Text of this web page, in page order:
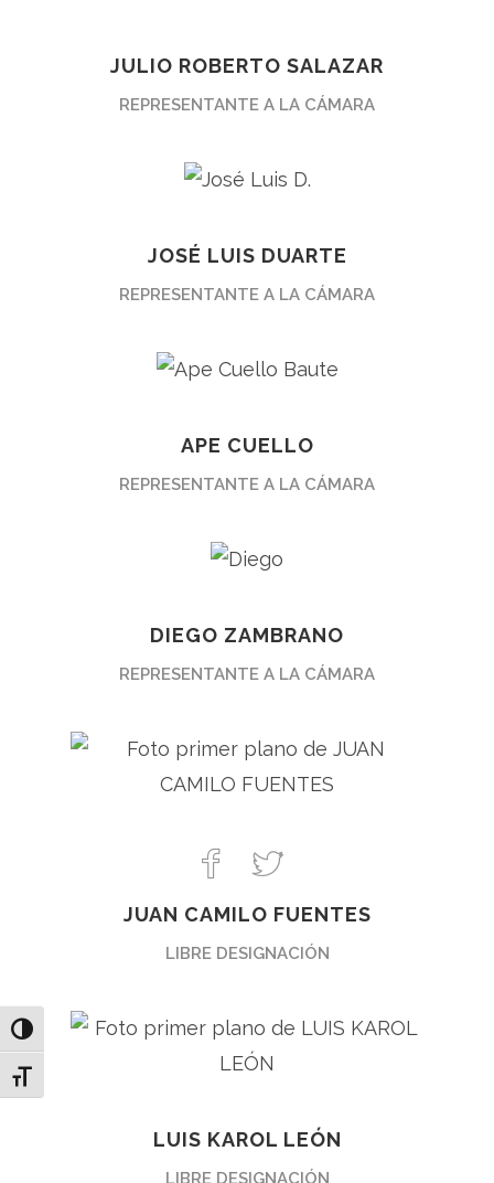
Toggle High Contrast
Toggle Font size
JULIO ROBERTO SALAZAR
REPRESENTANTE A LA CÁMARA
JOSÉ LUIS DUARTE
REPRESENTANTE A LA CÁMARA
APE CUELLO
REPRESENTANTE A LA CÁMARA
DIEGO ZAMBRANO
REPRESENTANTE A LA CÁMARA
JUAN CAMILO FUENTES
LIBRE DESIGNACIÓN
LUIS KAROL LEÓN
LIBRE DESIGNACIÓN